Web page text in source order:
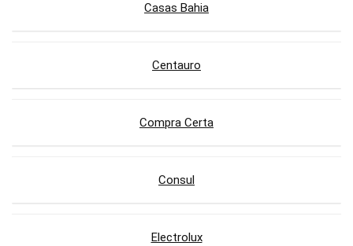
Casas Bahia
Centauro
Compra Certa
Consul
Electrolux